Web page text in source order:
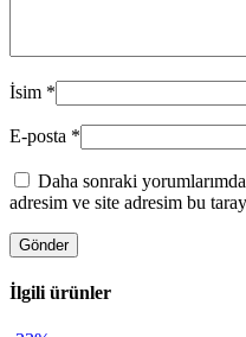
İsim *
E-posta *
Daha sonraki
adresim ve site adresim bu
İlgili ürünler